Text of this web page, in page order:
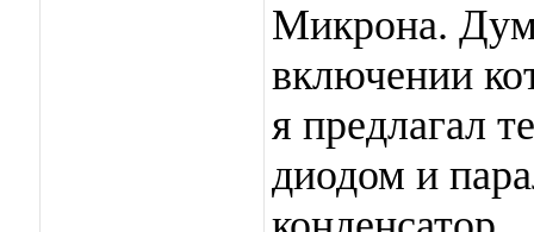
Микрона.
включении
я предлагал
диодом и